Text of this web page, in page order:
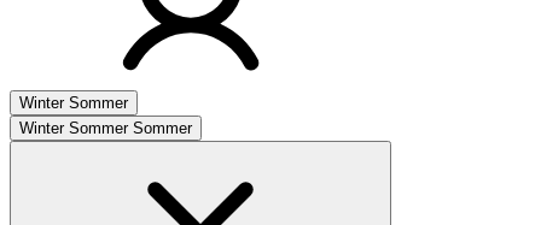
Winter Sommer
Winter Sommer Sommer